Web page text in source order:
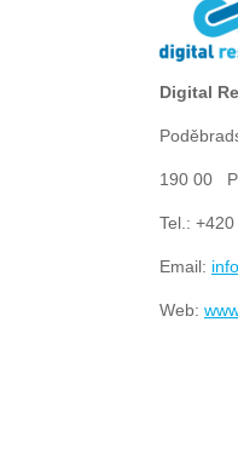
Digital
190 00
Tel.:
Email:
Web: